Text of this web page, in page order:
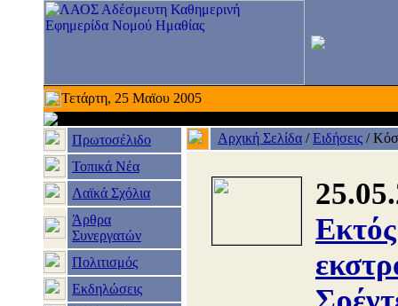
Τετάρτη, 25 Μαϊου 2005
Πρωτοσέλιδο
Τοπικά Νέα
Λαϊκά Σχόλια
Άρθρα
Συνεργατών
Πολιτισμός
Εκδηλώσεις
Αρχική Σελίδα /Ειδήσεις /